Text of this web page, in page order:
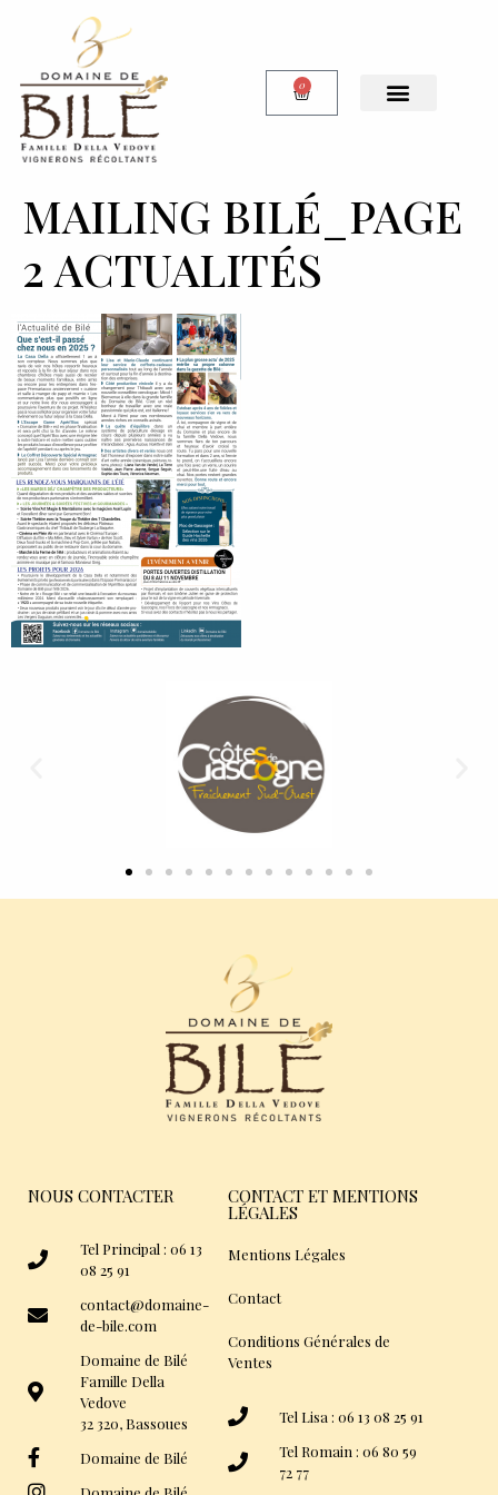
0
MAILING BILÉ_PAGE
2 ACTUALITÉS
NOUS CONTACTER
Tel Principal : 06 13
08 25 91
contact@domaine-
de-bile.com
Domaine de Bilé
Famille Della
Vedove
32 320, Bassoues
Domaine de Bilé
CONTACT ET MENTIONS
LÉGALES
Mentions Légales
Contact
Conditions Générales de
Ventes
Tel Lisa : 06 13 08 25 91
Tel Romain : 06 80 59
72 77